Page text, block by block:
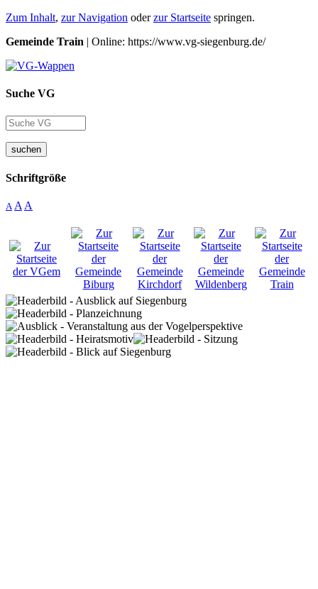
Zum Inhalt, zur Navigation oderzur Startseite springen.
Gemeinde Train | Online: https://www.vg-siegenburg.de/
Suche VG
suchen
Schriftgröße
A A A